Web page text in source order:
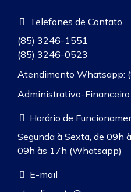
Telefones de Contato
(85) 3246-1551
(85) 3246-0523
Atendimento Whatsapp:
Administrativo-
Horário de
Segunda à Sexta, de 09h
09h às 17h (Whatsapp)
E-mail